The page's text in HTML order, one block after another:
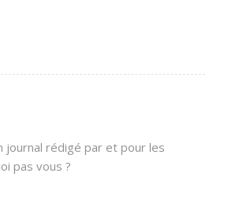
journal rédigé par et pour les
pas vous ?